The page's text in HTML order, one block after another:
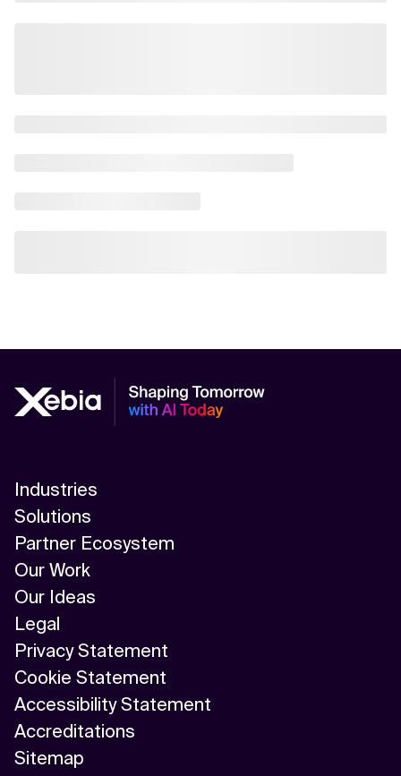
Industries
Solutions
Partner Ecosystem
Our Work
Our Ideas
Legal
Privacy Statement
Cookie Statement
Accessibility Statement
Accreditations
Sitemap